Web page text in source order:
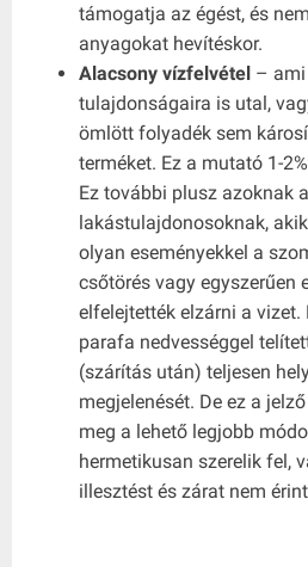
támogatja az égést, és
anyagokat hevítéskor.
Alacsony vízfelvétel– ami
tulajdonságaira is utal,
ömlött folyadék sem
terméket. Ez a mutató 1-
Ez további plusz azoknak a
lakástulajdonosoknak,
olyan eseményekkel a
csőtörés vagy egyszerűen
elfelejtették elzárni a vizet.
parafa nedvességgel
(szárítás után) teljesen
megjelenését. De ez a
meg a lehető legjobb
hermetikusan szerelik fel,
illesztést és zárat nem